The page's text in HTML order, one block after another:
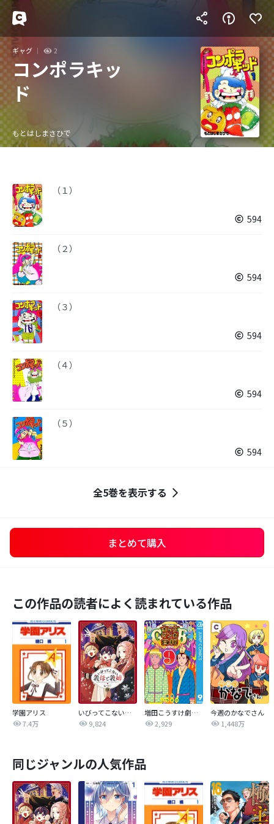
ギャグ 2
コンポラキッ
ド
もとはしまさひで
（１）
594
（２）
594
（３）
594
（４）
594
（５）
594
全5巻を表示する
まとめて購入
この作品の読者によく読まれている作品
学園アリス
7.4万
いびってこない義母と義姉
9,824
増田こうすけ劇場 ギャグマンガ日和GB
2,929
今週のかなでさん
1,448万
同じジャンルの人気作品